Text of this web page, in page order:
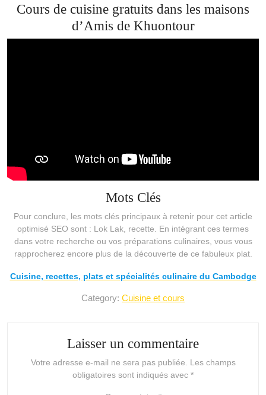
Cours de cuisine gratuits dans les maisons
d’Amis de Khuontour
Mots Clés
Pour conclure, les mots clés principaux à retenir pour cet article
optimisé SEO sont : Lok Lak, recette. En intégrant ces termes
dans votre recherche ou vos préparations culinaires, vous vous
rapprocherez encore plus de la découverte de ce fabuleux plat.
Cuisine, recettes, plats et spécialités culinaire du Cambodge
Category: Cuisine et cours
Laisser un commentaire
Votre adresse e-mail ne sera pas publiée. Les champs
obligatoires sont indiqués avec *